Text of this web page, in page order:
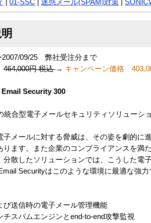
01-SSC 迷惑メール(SPAM)対策
2007/09/25 弊社受注分まで
464,000円 税込→ キャンペーン価格
Security 300
統合型電子メールセキュリティソリューシ
子メールに対する脅威は、その姿を劇的に
ります。また企業のコンプライアンスを満
分散したソリューションでは、こうした電
Securityはこのような環境に最適な強
び送信時の電子メール管理機能
チスパムエンジンとend-to-end攻撃監視